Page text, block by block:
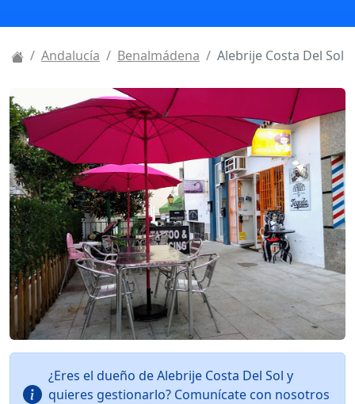
Andalucía Benalmádena Alebrije Costa Del Sol
¿Eres el dueño de Alebrije Costa Del Sol y
quieres gestionarlo? Comunícate con nosotros